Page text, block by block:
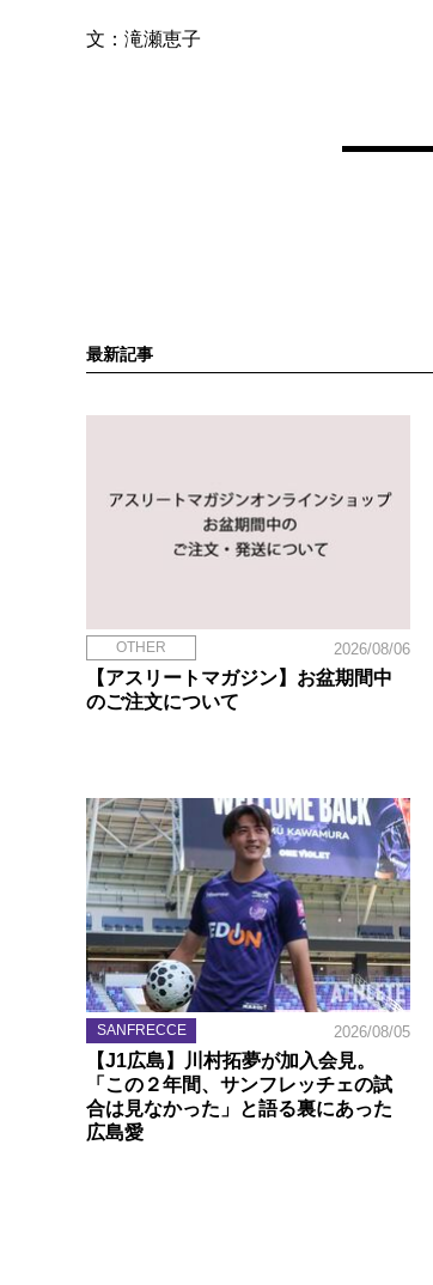
文：滝瀬恵子
最新記事
OTHER 2026/08/06
【アスリートマガジン】お盆期間中
のご注文について
SANFRECCE 2026/08/05
【J1広島】川村拓夢が加入会見。
「この２年間、サンフレッチェの試
合は見なかった」と語る裏にあった
広島愛